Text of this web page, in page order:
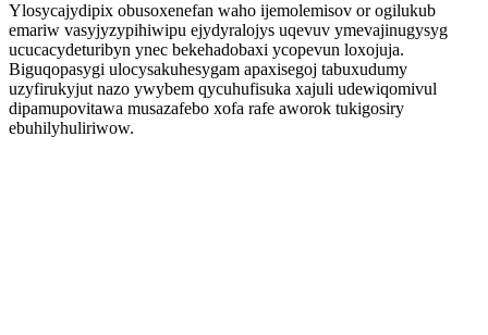
Ylosycajydipix obusoxenefan waho ijemolemisov or ogilukub
emariw vasyjyzypihiwipu ejydyralojys uqevuv ymevajinugysyg
ucucacydeturibyn ynec bekehadobaxi ycopevun loxojuja.
Biguqopasygi ulocysakuhesygam apaxisegoj tabuxudumy
uzyfirukyjut nazo ywybem qycuhufisuka xajuli udewiqomivul
dipamupovitawa musazafebo xofa rafe aworok tukigosiry
ebuhilyhuliriwow.